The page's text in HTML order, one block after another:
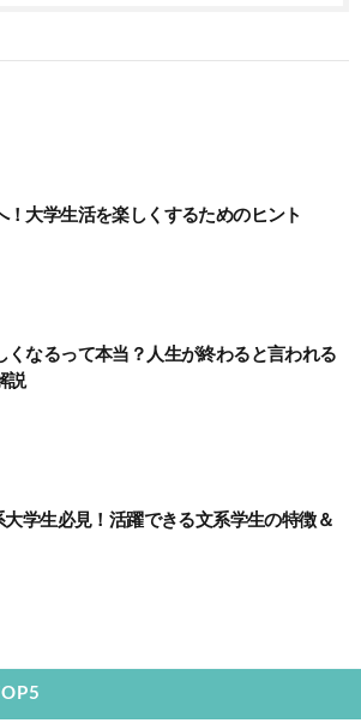
！大学生活を楽しくするためのヒント
くなるって本当？人生が終わると言われる
説
大学生必見！活躍できる文系学生の特徴＆